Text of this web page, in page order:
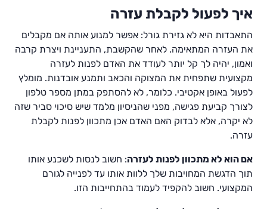
איך לפעול לקבלת עזרה
התאבדות היא לא גזירת גורל: אפשר למנוע אותה אם מקבלים
את העזרה המתאימה. לאחר שהקשבת, התעניינת ויצרת קרבה
ואמון, יהיה לך קל יותר לעודד את האדם לפנות לעזרה
מקצועית שתפחית את המצוקה והכאב ותמנע אובדנות. מומלץ
לפעול באופן אקטיבי. כלומר, לא להסתפק במתן מספר טלפון
לצורך קביעת פגישה, מפני שהניסיון מלמד שיש סיכוי סביר שזה
לא יקרה, אלא לבדוק האם האדם אכן מתכוון לפנות לקבלת
עזרה.
אם הוא לא מתכוון לפנות לעזרה: חשוב לנסות לשכנע אותו
תוך הדגשת המחויבות שלך ללוות אותו עד לפנייה לגורם
המקצועי. חשוב להקפיד לעמוד בהתחייבות הזו.